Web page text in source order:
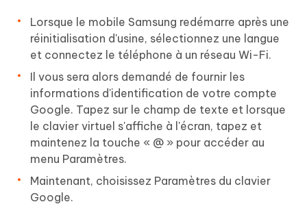
Lorsque le mobile Samsung redémarre après une
réinitialisation d'usine, sélectionnez une langue
et connectez le téléphone à un réseau Wi-Fi.
Il vous sera alors demandé de fournir les
informations d'identification de votre compte
Google. Tapez sur le champ de texte et lorsque
le clavier virtuel s'affiche à l'écran, tapez et
maintenez la touche « @ » pour accéder au
menu Paramètres.
Maintenant, choisissez Paramètres du clavier
Google.